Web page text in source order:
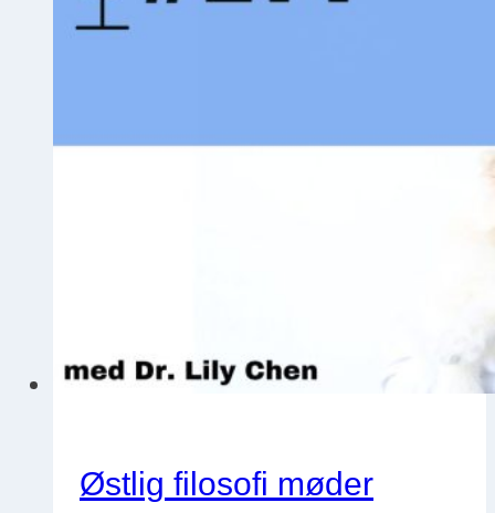
kundeservice
Pickles
Østlig filosofi møder